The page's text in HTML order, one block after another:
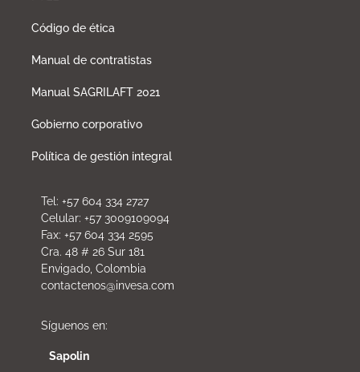
Código de ética
Manual de contratistas
Manual SAGRILAFT 2021
Gobierno corporativo
Política de gestión integral
Tel: +57 604 334 2727
Celular: +57 3009109094
Fax: +57 604 334 2595
Cra. 48 # 26 Sur 181
Envigado, Colombia
contactenos@invesa.com
Síguenos en:
Sapolin